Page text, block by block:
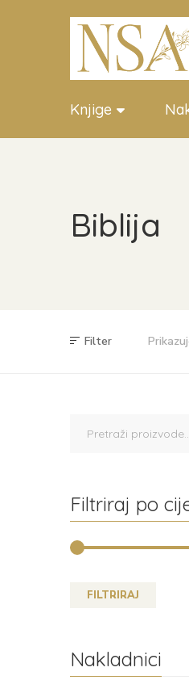
Knjige
Biblija
Filter
Filtriraj po
FILTRIRAJ
Nakladnici